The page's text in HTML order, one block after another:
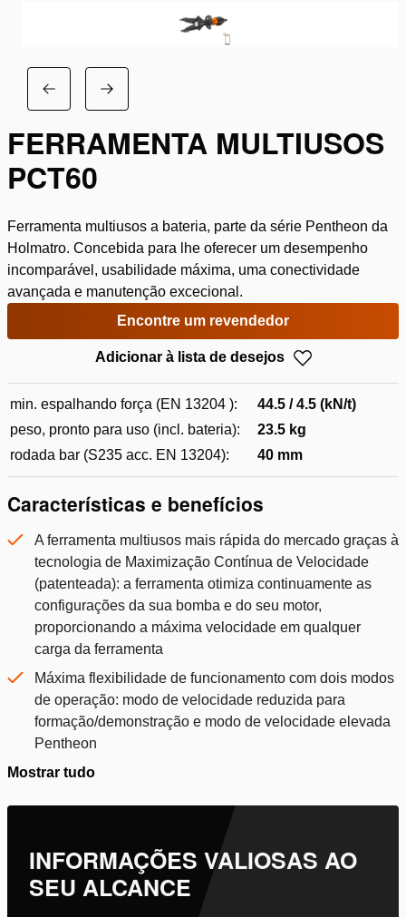
FERRAMENTA MULTIUSOS
PCT60
Ferramenta multiusos a bateria, parte da série Pentheon da
Holmatro. Concebida para lhe oferecer um desempenho
incomparável, usabilidade máxima, uma conectividade
avançada e manutenção excecional.
Encontre um revendedor
Adicionar à lista de desejos
min. espalhando força (EN 13204 ):
44.5 / 4.5 (kN/t)
peso, pronto para uso (incl. bateria):
23.5 kg
rodada bar (S235 acc. EN 13204):
40 mm
Características e benefícios
A ferramenta multiusos mais rápida do mercado graças à
tecnologia de Maximização Contínua de Velocidade
(patenteada): a ferramenta otimiza continuamente as
configurações da sua bomba e do seu motor,
proporcionando a máxima velocidade em qualquer
carga da ferramenta
Máxima flexibilidade de funcionamento com dois modos
de operação: modo de velocidade reduzida para
formação/demonstração e modo de velocidade elevada
Pentheon
Mostrar tudo
INFORMAÇÕES VALIOSAS AO
SEU ALCANCE